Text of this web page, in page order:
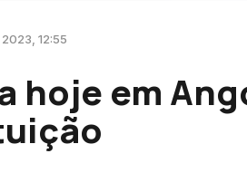
2023, 12:55
hoje em